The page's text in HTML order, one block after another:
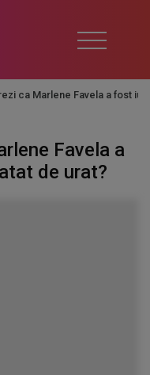
ca Marlene Favela a fost
Favela a
de urat?